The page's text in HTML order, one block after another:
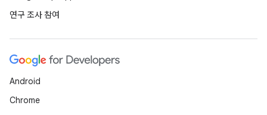
연구 조사 참여
Android
Chrome